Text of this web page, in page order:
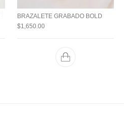
BRAZALETE GRABADO BOLD
$1,650.00